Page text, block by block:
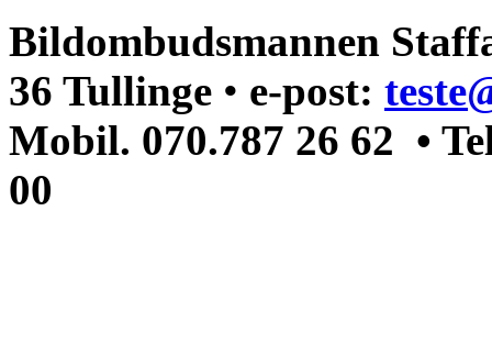
Bildombudsmannen
36 Tullinge • e-post:
Mobil. 070.787 26 62 •
00